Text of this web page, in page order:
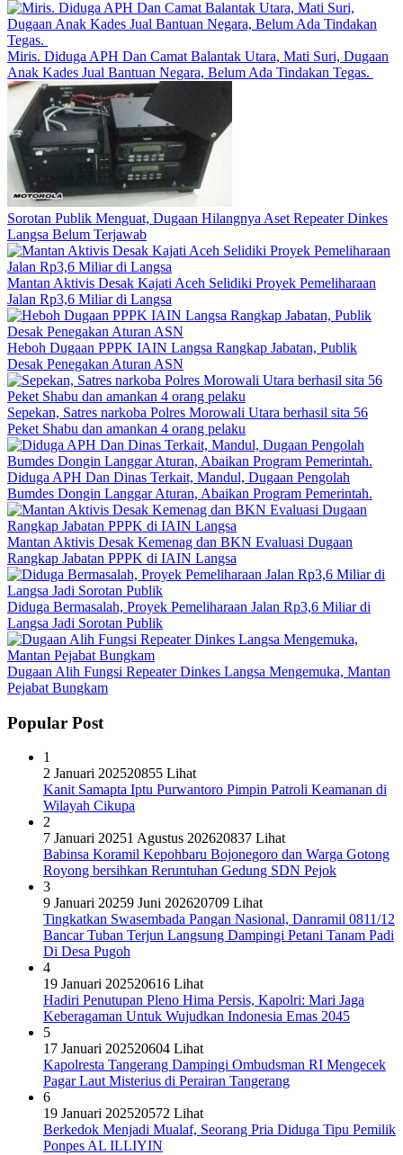
Miris. Diduga APH Dan Camat Balantak Utara, Mati Suri, Dugaan
Anak Kades Jual Bantuan Negara, Belum Ada Tindakan Tegas. ​
Sorotan Publik Menguat, Dugaan Hilangnya Aset Repeater Dinkes
Langsa Belum Terjawab
Mantan Aktivis Desak Kajati Aceh Selidiki Proyek Pemeliharaan
Jalan Rp3,6 Miliar di Langsa
Heboh Dugaan PPPK IAIN Langsa Rangkap Jabatan, Publik
Desak Penegakan Aturan ASN
Sepekan, Satres narkoba Polres Morowali Utara berhasil sita 56
Peket Shabu dan amankan 4 orang pelaku
Diduga APH Dan Dinas Terkait, Mandul, Dugaan Pengolah
Bumdes Dongin Langgar Aturan, Abaikan Program Pemerintah.
Mantan Aktivis Desak Kemenag dan BKN Evaluasi Dugaan
Rangkap Jabatan PPPK di IAIN Langsa
Diduga Bermasalah, Proyek Pemeliharaan Jalan Rp3,6 Miliar di
Langsa Jadi Sorotan Publik
Dugaan Alih Fungsi Repeater Dinkes Langsa Mengemuka, Mantan
Pejabat Bungkam
Popular Post
1
2 Januari 202520855 Lihat
Kanit Samapta Iptu Purwantoro Pimpin Patroli Keamanan di
Wilayah Cikupa
2
7 Januari 20251 Agustus 202620837 Lihat
Babinsa Koramil Kepohbaru Bojonegoro dan Warga Gotong
Royong bersihkan Reruntuhan Gedung SDN Pejok
3
9 Januari 20259 Juni 202620709 Lihat
Tingkatkan Swasembada Pangan Nasional, Danramil 0811/12
Bancar Tuban Terjun Langsung Dampingi Petani Tanam Padi
Di Desa Pugoh
4
19 Januari 202520616 Lihat
Hadiri Penutupan Pleno Hima Persis, Kapolri: Mari Jaga
Keberagaman Untuk Wujudkan Indonesia Emas 2045
5
17 Januari 202520604 Lihat
Kapolresta Tangerang Dampingi Ombudsman RI Mengecek
Pagar Laut Misterius di Perairan Tangerang
6
19 Januari 202520572 Lihat
Berkedok Menjadi Mualaf, Seorang Pria Diduga Tipu Pemilik
Ponpes AL ILLIYIN